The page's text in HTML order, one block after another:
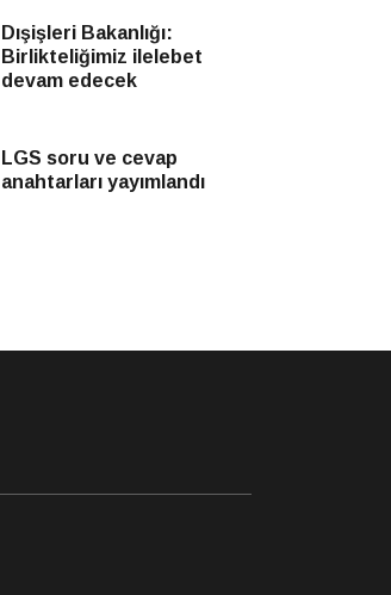
Dışişleri Bakanlığı:
Birlikteliğimiz ilelebet
devam edecek
LGS soru ve cevap
anahtarları yayımlandı